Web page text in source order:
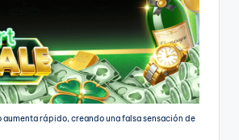
aumenta rápido, creando una falsa sensación de